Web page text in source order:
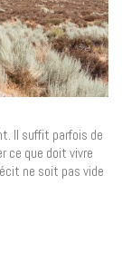
Il suffit parfois de
ce que doit vivre
ne soit pas vide